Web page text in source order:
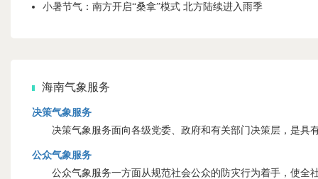
小暑节气：南方开启“桑拿”模式 北方陆续进入雨季
海南气象服务
决策气象服务
决策气象服务面向各级党委、政府和有关部门决策层，是具
公众气象服务
公众气象服务一方面从规范社会公众的防灾行为着手，使全